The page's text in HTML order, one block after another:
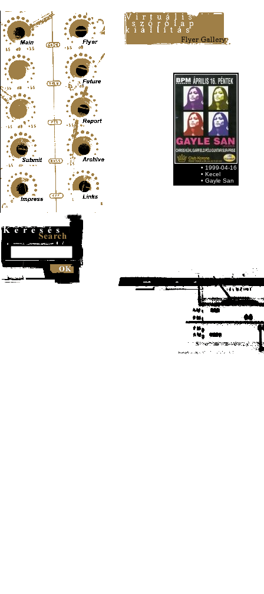
• 1999-04-16
• Kecel
• Gayle San